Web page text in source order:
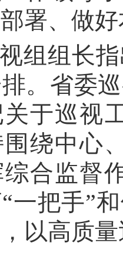
署、做
组组长
。省委
于巡视
绕中心
合监督
一把手”
以高质